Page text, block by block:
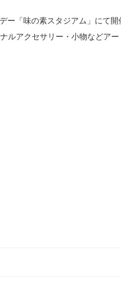
「味の素スタジアム」にて
アクセサリー・小物などア